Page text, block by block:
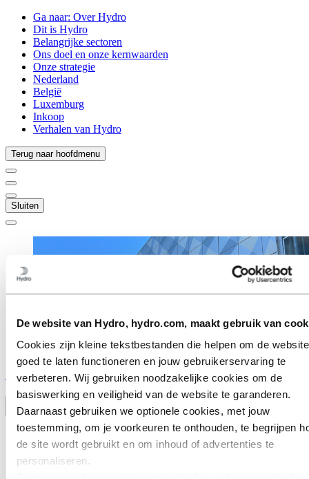
De website van Hydro, hydro.com, maakt gebruik van
Cookies zijn kleine tekstbestanden die helpen om de website
goed te laten functioneren en jouw gebruikerservaring te
verbeteren. Wij gebruiken noodzakelijke cookies om de
basiswerking en veiligheid van de website te garanderen.
Daarnaast gebruiken we optionele cookies, met jouw
toestemming, om je voorkeuren te onthouden, te begrijpen
de site wordt gebruikt en om inhoud of advertenties te
personaliseren.
Ga naar: Over Hydro
Dit is Hydro
Belangrijke sectoren
Ons doel en onze kernwaarden
Onze strategie
Nederland
België
Luxemburg
Inkoop
Verhalen van Hydro
Terug naar hoofdmenu
Sluiten
StoriesbyHydro
Toggle menu visibility
Alles
Aluminium in gebruik
Innovatie en technologie